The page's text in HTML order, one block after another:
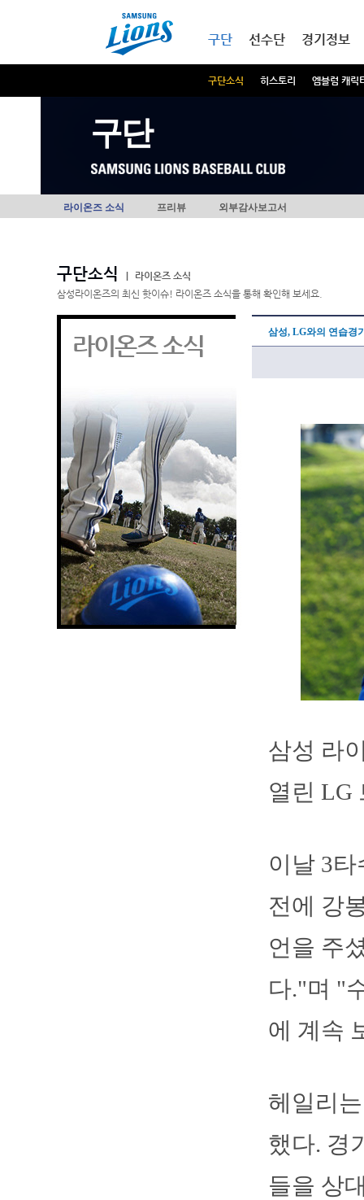
구단
구단소식 히스토리 엠블럼 캐릭
선수단 경기정보
구단
라이온즈 소식 프리뷰 외부감사보고서
구단소식
라이온즈 소식
삼성라이온즈의 최신 핫이슈! 라이온즈 소식을 통해 확인해 보세요.
라이온즈 소식 삼성, LG와의 연습경
삼성 라
열린 LG
이날 3
전에 강
언을 주
다."며 "
에 계속
헤일리
했다. 경
들을 상